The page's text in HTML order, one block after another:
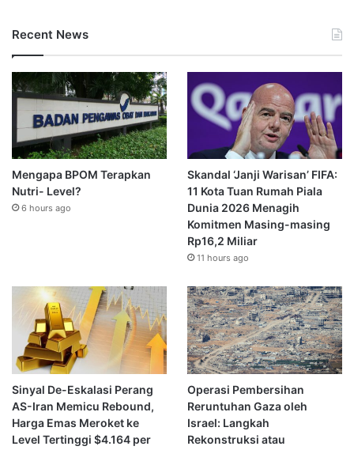
Recent News
Mengapa BPOM Terapkan
Nutri- Level?
6 hours ago
Skandal ‘Janji Warisan’ FIFA:
11 Kota Tuan Rumah Piala
Dunia 2026 Menagih
Komitmen Masing-masing
Rp16,2 Miliar
11 hours ago
Sinyal De-Eskalasi Perang
AS-Iran Memicu Rebound,
Harga Emas Meroket ke
Level Tertinggi $4.164 per
Operasi Pembersihan
Reruntuhan Gaza oleh
Israel: Langkah
Rekonstruksi atau